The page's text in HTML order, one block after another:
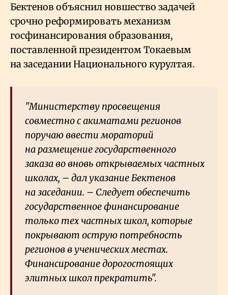
Бектенов объяснил новшество задачей
срочно реформировать механизм
госфинансирования образования,
поставленной президентом Токаевым
на заседании Национального курултая.
"Министерству просвещения
совместно с акиматами регионов
поручаю ввести мораторий
на размещение государственного
заказа во вновь открываемых частных
школах, – дал указание Бектенов
на заседании. – Следует обеспечить
государственное финансирование
только тех частных школ, которые
покрывают острую потребность
регионов в ученических местах.
Финансирование дорогостоящих
элитных школ прекратить".